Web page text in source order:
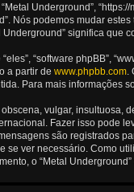
Underground”,
Nós podemos mudar
significa
“software phpBB”,
a partir de www.phpbb.com
Para mais informações
vulgar,
Fazer isso pode
são registrados
ver necessário. Como
o “Metal